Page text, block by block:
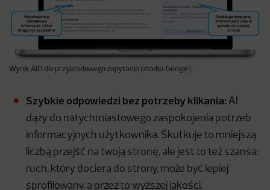
Wynik AIO dla przykładowego zapytania (źródło: Google)
Szybkie odpowiedzi bez potrzeby klikania: AI
dąży do natychmiastowego zaspokojenia potrzeb
informacyjnych użytkownika. Skutkuje to mniejszą
liczbą przejść na twoją stronę, ale jest to też szansa:
ruch, który dociera do strony, może być lepiej
sprofilowany, a przez to wyższej jakości.